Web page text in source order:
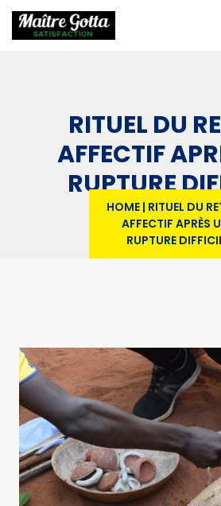
RITUEL DU
AFFECTIF
RUPTURE
HOME| RITUEL DU
AFFECTIF APRÈS
RUPTURE